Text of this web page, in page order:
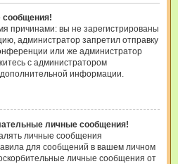
сообщения!
причинами: вы не зарегистрированы
администратор запретил отправку
или же администратор
с администратором
информации.
личные сообщения!
личные сообщения
для сообщений в вашем личном
личные сообщения от